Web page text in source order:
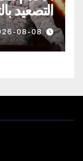
التصعيد
08-08